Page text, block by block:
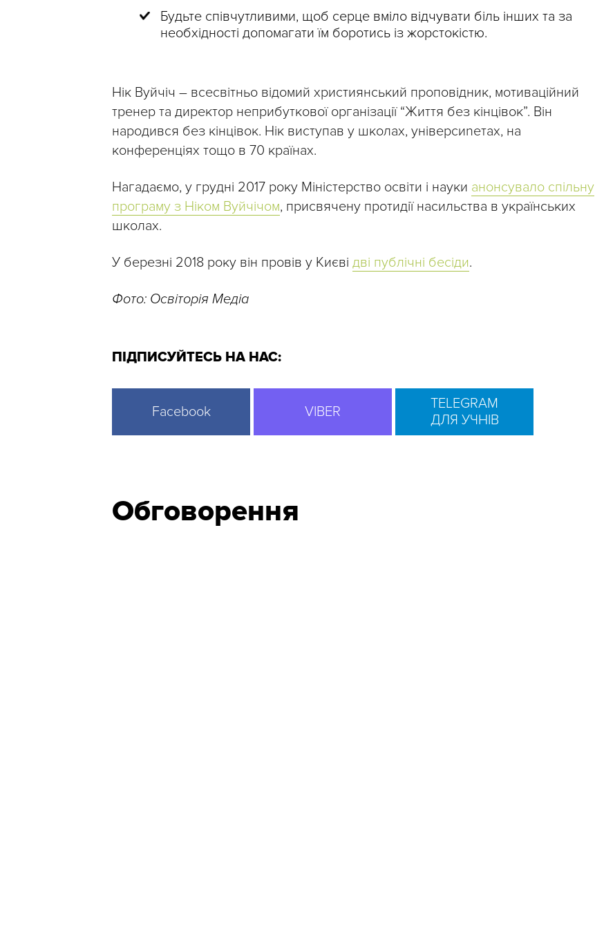
Будьте співчутливими, щоб серце вміло відчувати біль інших та за
необхідності допомагати їм боротись із жорстокістю.
Нік Вуйчіч – всесвітньо відомий християнський проповідник, мотиваційний
тренер та директор неприбуткової організації “Життя без кінцівок”. Він
народився без кінцівок. Нік виступав у школах, універсиnетах, на
конференціях тощо в 70 країнах.
Нагадаємо, у грудні 2017 року Міністерство освіти і науки анонсувало спільну
програму з Ніком Вуйчічом, присвячену протидії насильства в українських
школах.
У березні 2018 року він провів у Києві дві публічні бесіди.
Фото: Освіторія Медіа
ПІДПИСУЙТЕСЬ НА НАС:
Facebook VIBER
TELEGRAM
ДЛЯ УЧНІВ
Обговорення